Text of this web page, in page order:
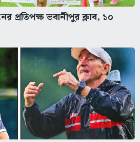
প্রতিপক্ষ ভবানীপুর ক্লাব, ১০